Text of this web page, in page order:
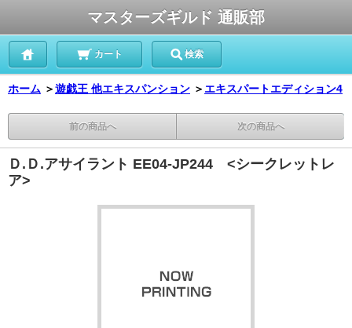
マスターズギルド 通販部
カート 検索
ホーム ＞遊戯王 他エキスパンション ＞ エキスパートエディション4
前の商品へ 次の商品へ
Ｄ.Ｄ.アサイラント EE04-JP244 <シークレットレ
ア>